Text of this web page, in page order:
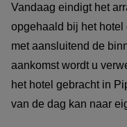
Vandaag eindigt het
opgehaald bij het hotel
met aansluitend de
aankomst wordt u
het hotel gebracht in
van de dag kan naar